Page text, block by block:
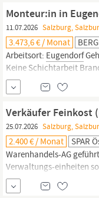
Monteur:in in
11.07.2026 Salzburg,
3.473,6 € / Monat
Arbeitsort: Eugendorf
Keine Schichtarbeit
Arbeitsbeginn: ab sofort
Familienunternehmen
Entwicklung und
Verkäufer Feinkost
25.07.2026 Salzburg,
2.400 € / Monat SPAR
Warenhandels-AG
Verwaltungs-einheiten
Verwaltungseinheiten der
Maximarkt Handels-